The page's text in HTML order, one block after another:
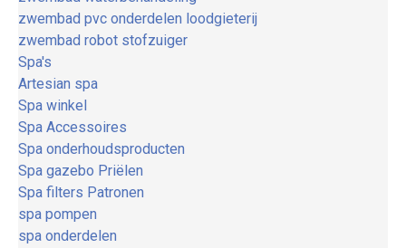
zwembad pvc onderdelen loodgieterij
zwembad robot stofzuiger
Spa's
Artesian spa
Spa winkel
Spa Accessoires
Spa onderhoudsproducten
Spa gazebo Priëlen
Spa filters Patronen
spa pompen
spa onderdelen